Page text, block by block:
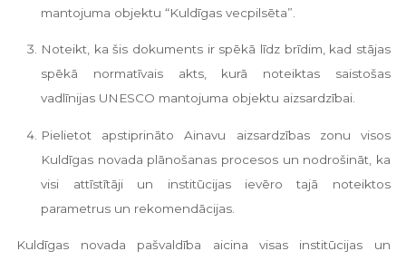
mantojuma objektu “Kuldīgas vecpilsēta”.
Noteikt, ka šis dokuments ir spēkā līdz brīdim, kad stājas
spēkā normatīvais akts, kurā noteiktas saistošas
vadlīnijas UNESCO mantojuma objektu aizsardzībai.
Pielietot apstiprināto Ainavu aizsardzības zonu visos
Kuldīgas novada plānošanas procesos un nodrošināt, ka
visi attīstītāji un institūcijas ievēro tajā noteiktos
parametrus un rekomendācijas.
Kuldīgas novada pašvaldība aicina visas institūcijas un